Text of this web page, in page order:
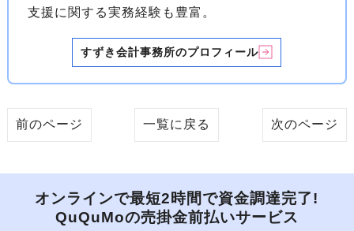
支援に関する実務経験も豊富。
すずき会計事務所のプロフィール
前のページ 一覧に戻る 次のページ
オンラインで最短2時間で資金調達完了!
QuQuMoの売掛金前払いサービス